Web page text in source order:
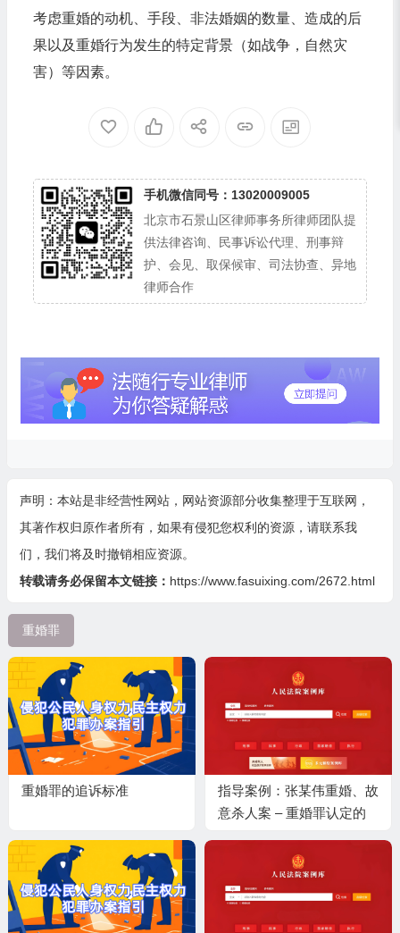
考虑重婚的动机、手段、非法婚姻的数量、造成的后
果以及重婚行为发生的特定背景（如战争，自然灾
害）等因素。
手机微信同号：13020009005
北京市石景山区律师事务所律师团队提
供法律咨询、民事诉讼代理、刑事辩
护、会见、取保候审、司法协查、异地
律师合作
声明：本站是非经营性网站，网站资源部分收集整理于互联网，
其著作权归原作者所有，如果有侵犯您权利的资源，请联系我
们，我们将及时撤销相应资源。
转载请务必保留本文链接： https://www.fasuixing.com/2672.html
重婚罪
重婚罪的追诉标准
指导案例：张某伟重婚、故
意杀人案 – 重婚罪认定的